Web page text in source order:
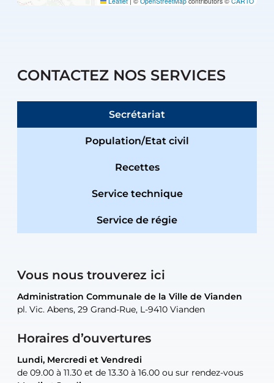
CONTACTEZ NOS SERVICES
Secrétariat
Population/Etat civil
Recettes
Service technique
Service de régie
Vous nous trouverez ici
Administration Communale de la Ville de Vianden
pl. Vic. Abens, 29 Grand-Rue, L-9410 Vianden
Horaires d’ouvertures
Lundi, Mercredi et Vendredi
de 09.00 à 11.30 et de 13.30 à 16.00 ou sur rendez-vous
Administration Communale de la Ville de Vianden
pl. Vic. Abens, 29 Grand-Rue, L-9410 Vianden
Lundi, Mercredi et Vendredi
de 09.00 à 11.30 et de 13.30 à 16.00 ou sur rendez-vous
Administration Communale de la Ville de Vianden
pl. Vic. Abens, 29 Grand-Rue, L-9410 Vianden
uniquement sur rendez-vous
Administration Communale de la Ville de Vianden
pl. Vic. Abens, 29 Grand-Rue, L-9410 Vianden
uniquement sur rendez-vous
Atelier Communal de la Ville de Vianden
30, rue Neugarten, L-9422 Vianden
uniquement sur rendez-vous